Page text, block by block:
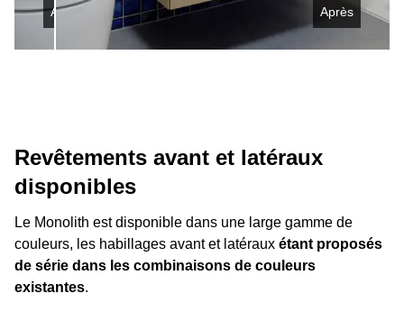
Après
Avant
Revêtements avant et latéraux
disponibles
Le Monolith est disponible dans une large gamme de
couleurs, les habillages avant et latéraux étant proposés
de série dans les combinaisons de couleurs
existantes.